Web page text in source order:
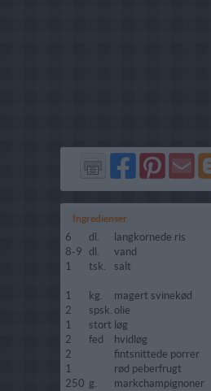
Del
på
Del
på
Send
via
Del
på
Ingredienser
6 dl.
langkornede ris
8-9 dl.
vand
1
tsk. salt
1 kg.
magert svinekød
2
spsk. olie
1
stort løg
2
fed
hvidløg
2
fintsnittede porrer
1
rød peberfrugt
250 g.
markchampignoner